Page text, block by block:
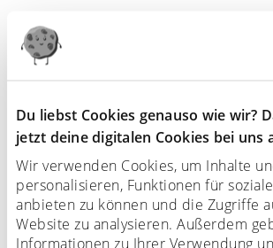
Du liebst Cookies genauso wie wir?
jetzt deine digitalen Cookies bei uns
Wir verwenden Cookies, um Inhalte
personalisieren, Funktionen für
anbieten zu können und die Zugriffe
Website zu analysieren. Außerdem
Informationen zu Ihrer Verwendung